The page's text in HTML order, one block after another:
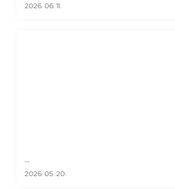
2026. 06. 11.
...
2026. 05. 20.